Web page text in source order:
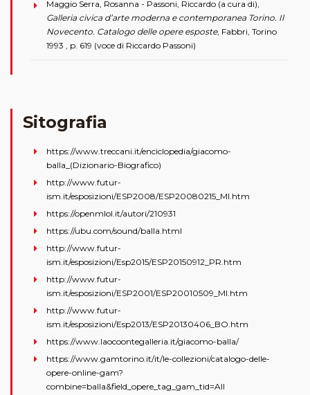
Maggio Serra, Rosanna - Passoni, Riccardo (a cura di),
Galleria civica d’arte moderna e contemporanea Torino. Il
Novecento. Catalogo delle opere esposte, Fabbri, Torino
1993 , p. 619 (voce di Riccardo Passoni)
Sitografia
https://www.treccani.it/enciclopedia/giacomo-
balla_(Dizionario-Biografico)
http://www.futur-
ism.it/esposizioni/ESP2008/ESP20080215_MI.htm
https://openmlol.it/autori/210931
https://ubu.com/sound/balla.html
http://www.futur-
ism.it/esposizioni/Esp2015/ESP20150912_PR.htm
http://www.futur-
ism.it/esposizioni/ESP2001/ESP20010509_MI.htm
http://www.futur-
ism.it/esposizioni/Esp2013/ESP20130406_BO.htm
https://www.laocoontegalleria.it/giacomo-balla/
https://www.gamtorino.it/it/le-collezioni/catalogo-delle-
opere-online-gam?
combine=balla&field_opere_tag_gam_tid=All